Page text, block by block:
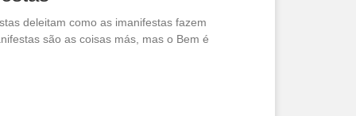
deleitam como as imanifestas fazem
são as coisas más, mas o Bem é